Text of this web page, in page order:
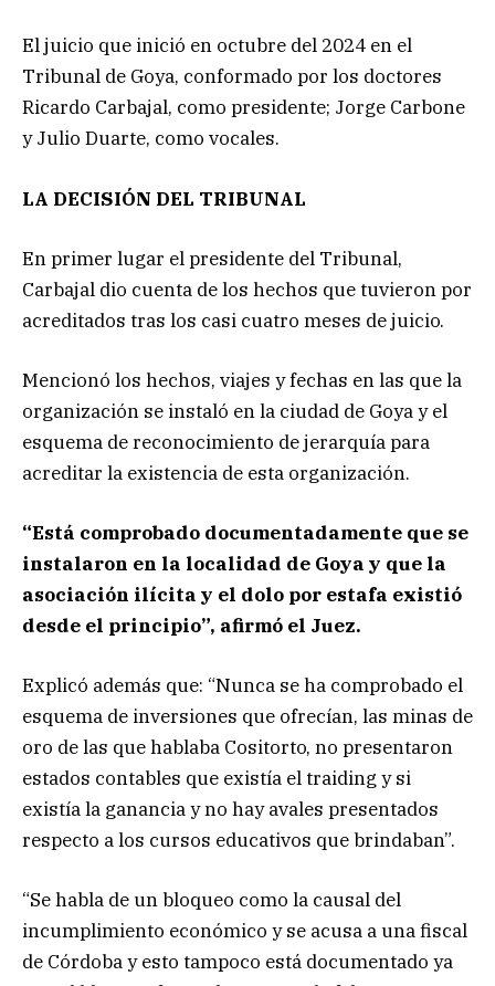
El juicio que inició en octubre del 2024 en el
Tribunal de Goya, conformado por los doctores
Ricardo Carbajal, como presidente; Jorge Carbone
y Julio Duarte, como vocales.
LA DECISIÓN DEL TRIBUNAL
En primer lugar el presidente del Tribunal,
Carbajal dio cuenta de los hechos que tuvieron por
acreditados tras los casi cuatro meses de juicio.
Mencionó los hechos, viajes y fechas en las que la
organización se instaló en la ciudad de Goya y el
esquema de reconocimiento de jerarquía para
acreditar la existencia de esta organización.
“Está comprobado documentadamente que se
instalaron en la localidad de Goya y que la
asociación ilícita y el dolo por estafa existió
desde el principio”, afirmó el Juez.
Explicó además que: “Nunca se ha comprobado el
esquema de inversiones que ofrecían, las minas de
oro de las que hablaba Cositorto, no presentaron
estados contables que existía el traiding y si
existía la ganancia y no hay avales presentados
respecto a los cursos educativos que brindaban”.
“Se habla de un bloqueo como la causal del
incumplimiento económico y se acusa a una fiscal
de Córdoba y esto tampoco está documentado ya